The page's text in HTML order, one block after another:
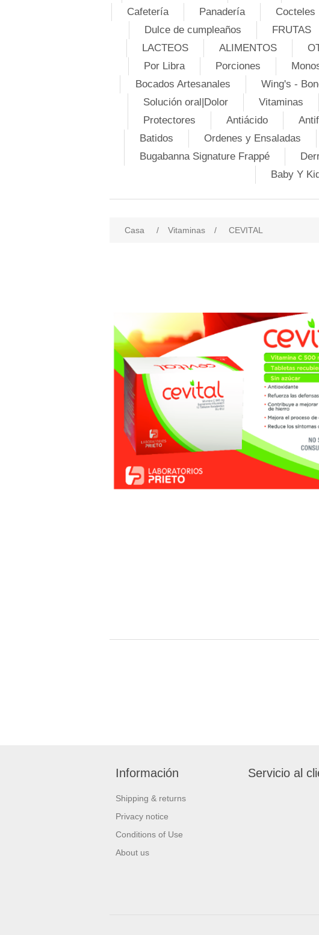
Cafetería
Panadería Cocteles
Dulce de cumpleaños
FRUTAS
LACTEOS
ALIMENTOS
Por Libra
Porciones
Bocados Artesanales
Wing's -
Solución oral|Dolor
Vitaminas
Protectores
Antiácido
Batidos
Ordenes y Ensaladas
Bugabanna Signature Frappé
Baby Y
Casa / Vitaminas / CEVITAL
Información
Shipping & returns
Privacy notice
Conditions of Use
About us
Servicio al